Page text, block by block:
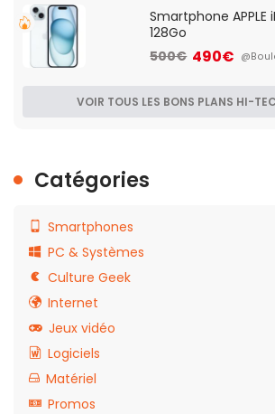
Smartphone APPLE
128Go
500€ 490€
VOIR TOUS LES BONS PLANS HI-
Catégories
Smartphones
PC & Systèmes
Culture Geek
Internet
Jeux vidéo
Logiciels
Matériel
Promos